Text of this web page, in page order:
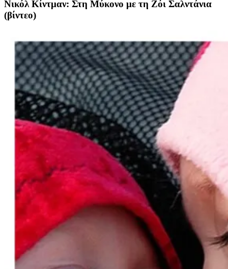
Νικόλ Κίντμαν: Στη Μύκονο με τη Ζόι Σαλντάνια
(βίντεο)